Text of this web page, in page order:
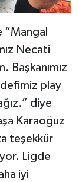
“Mangal
Necati
Başkanımız
play
diye
Karaoğuz
teşekkür
Ligde
iyi